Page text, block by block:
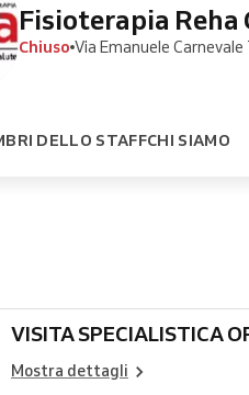
Fisioterapia Reha
Chiuso Via Emanuele Carnevale
DELLO STAFFCHI SIAMO
VISITA SPECIALISTICA
Mostra dettagli